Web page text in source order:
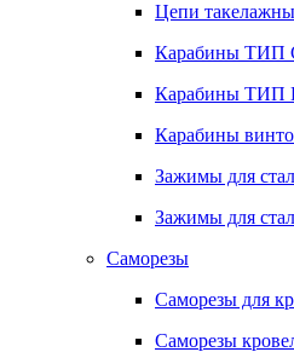
Цепи
Карабины ТИП
Карабины ТИП
Карабины
Зажимы для
Зажимы для
Саморезы
Саморезы для
Саморезы